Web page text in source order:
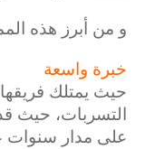
و من أبرز هذه
خبرة واسعة
حيث يمتلك
التسربات، حيث
على مدار سنوات